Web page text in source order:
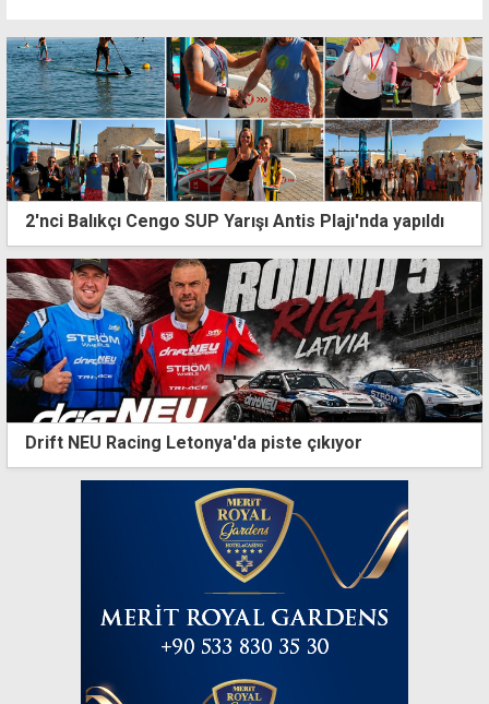
2'nci Balıkçı Cengo SUP Yarışı Antis Plajı'nda yapıldı
Drift NEU Racing Letonya'da piste çıkıyor